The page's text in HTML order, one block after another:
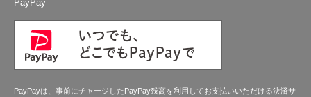
PayPay
PayPayは、事前にチャージしたPayPay残高を利用してお支払いいただける決済サ